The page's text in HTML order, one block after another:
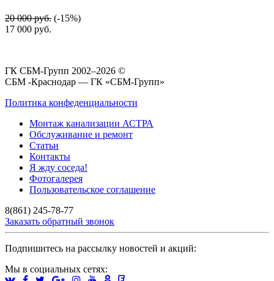
20 000 руб. (-15%)
17 000 руб.
ГК СБМ-Групп 2002–2026 ©
СБМ -Краснодар — ГК «СБМ-Групп»
Политика конфеденциальности
Монтаж канализации АСТРА
Обслуживание и ремонт
Статьи
Контакты
Я жду соседа!
Фотогалерея
Пользовательское соглашение
8(861) 245-78-77
Заказать обратный звонок
Подпишитесь на рассылку новостей и акций:
Мы в социальных сетях: